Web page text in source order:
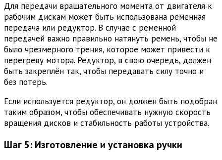
Для передачи вращательного момента от двигателя к
рабочим дискам может быть использована ременная
передача или редуктор. В случае с ременной
передачей важно правильно натянуть ремень, чтобы не
было чрезмерного трения, которое может привести к
перегреву мотора. Редуктор, в свою очередь, должен
быть закреплён так, чтобы передавать силу точно и
без потерь.
Если используется редуктор, он должен быть подобран
таким образом, чтобы обеспечивать нужную скорость
вращения дисков и стабильность работы устройства.
Шаг 5: Изготовление и установка ручки